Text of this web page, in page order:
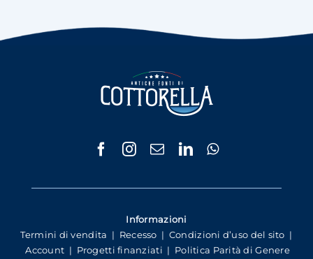
Informazioni
Termini di vendita | Recesso | Condizioni d’uso del sito |
Account | Progetti finanziati | Politica Parità di Genere